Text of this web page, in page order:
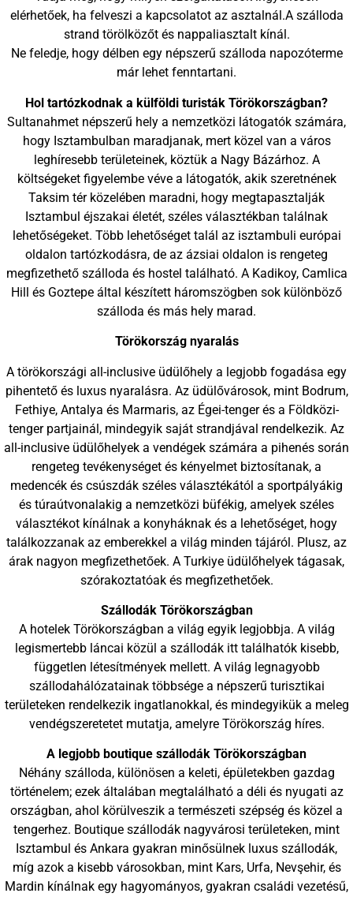
elérhetőek, ha felveszi a kapcsolatot az asztalnál.A szálloda
strand törölközőt és nappaliasztalt kínál.
Ne feledje, hogy délben egy népszerű szálloda napozóterme
már lehet fenntartani.
Hol tartózkodnak a külföldi turisták Törökországban?
Sultanahmet népszerű hely a nemzetközi látogatók számára,
hogy Isztambulban maradjanak, mert közel van a város
leghíresebb területeinek, köztük a Nagy Bázárhoz. A
költségeket figyelembe véve a látogatók, akik szeretnének
Taksim tér közelében maradni, hogy megtapasztalják
Isztambul éjszakai életét, széles választékban találnak
lehetőségeket. Több lehetőséget talál az isztambuli európai
oldalon tartózkodásra, de az ázsiai oldalon is rengeteg
megfizethető szálloda és hostel található. A Kadikoy, Camlica
Hill és Goztepe által készített háromszögben sok különböző
szálloda és más hely marad.
Törökország nyaralás
A törökországi all-inclusive üdülőhely a legjobb fogadása egy
pihentető és luxus nyaralásra. Az üdülővárosok, mint Bodrum,
Fethiye, Antalya és Marmaris, az Égei-tenger és a Földközi-
tenger partjainál, mindegyik saját strandjával rendelkezik. Az
all-inclusive üdülőhelyek a vendégek számára a pihenés során
rengeteg tevékenységet és kényelmet biztosítanak, a
medencék és csúszdák széles választékától a sportpályákig
és túraútvonalakig a nemzetközi büfékig, amelyek széles
választékot kínálnak a konyháknak és a lehetőséget, hogy
találkozzanak az emberekkel a világ minden tájáról. Plusz, az
árak nagyon megfizethetőek. A Turkiye üdülőhelyek tágasak,
szórakoztatóak és megfizethetőek.
Szállodák Törökországban
A hotelek Törökországban a világ egyik legjobbja. A világ
legismertebb láncai közül a szállodák itt találhatók kisebb,
független létesítmények mellett. A világ legnagyobb
szállodahálózatainak többsége a népszerű turisztikai
területeken rendelkezik ingatlanokkal, és mindegyikük a meleg
vendégszeretetet mutatja, amelyre Törökország híres.
A legjobb boutique szállodák Törökországban
Néhány szálloda, különösen a keleti, épületekben gazdag
történelem; ezek általában megtalálható a déli és nyugati az
országban, ahol körülveszik a természeti szépség és közel a
tengerhez. Boutique szállodák nagyvárosi területeken, mint
Isztambul és Ankara gyakran minősülnek luxus szállodák,
míg azok a kisebb városokban, mint Kars, Urfa, Nevşehir, és
Mardin kínálnak egy hagyományos, gyakran családi vezetésű,